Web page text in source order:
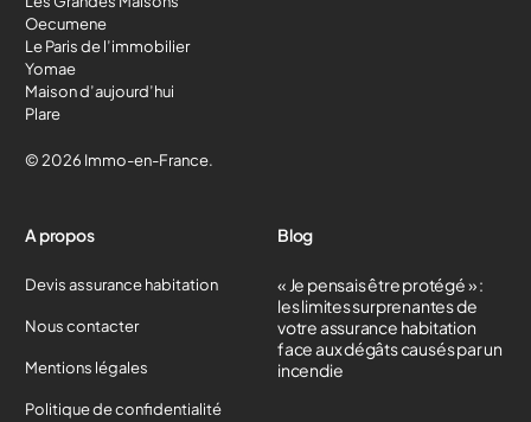
Oecumene
Le Paris de l’immobilier
Yomae
Maison d’aujourd’hui
Plare
© 2026 Immo-en-France.
A propos
Devis assurance habitation
Nous contacter
Mentions légales
Politique de confidentialité
Blog
« Je pensais être protégé » :
les limites surprenantes de
votre assurance habitation
face aux dégâts causés par un
incendie